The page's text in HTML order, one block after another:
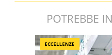
POTREBBE
ECCELLENZE